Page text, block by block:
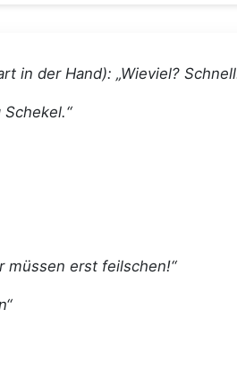
in der Hand): „Wieviel?
müssen erst feilschen!“